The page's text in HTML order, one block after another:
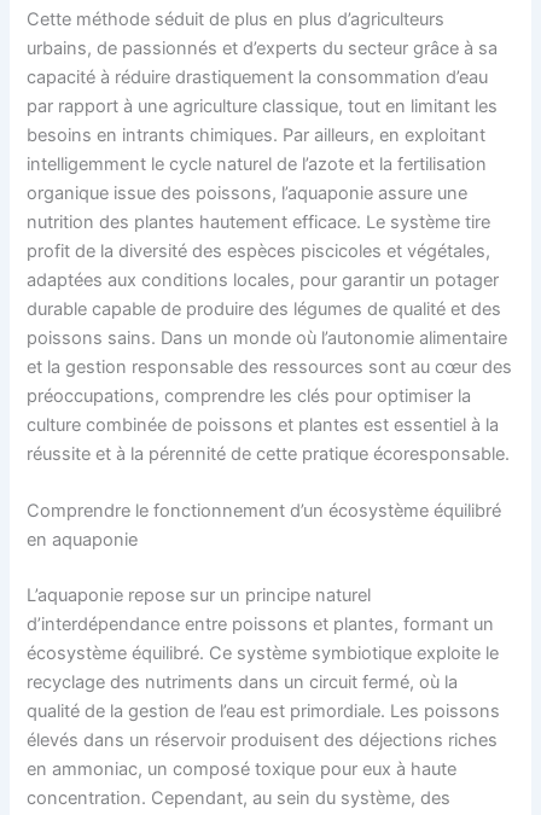
Cette méthode séduit de plus en plus d’agriculteurs
urbains, de passionnés et d’experts du secteur grâce à sa
capacité à réduire drastiquement la consommation d’eau
par rapport à une agriculture classique, tout en limitant les
besoins en intrants chimiques. Par ailleurs, en exploitant
intelligemment le cycle naturel de l’azote et la fertilisation
organique issue des poissons, l’aquaponie assure une
nutrition des plantes hautement efficace. Le système tire
profit de la diversité des espèces piscicoles et végétales,
adaptées aux conditions locales, pour garantir un potager
durable capable de produire des légumes de qualité et des
poissons sains. Dans un monde où l’autonomie alimentaire
et la gestion responsable des ressources sont au cœur des
préoccupations, comprendre les clés pour optimiser la
culture combinée de poissons et plantes est essentiel à la
réussite et à la pérennité de cette pratique écoresponsable.
Comprendre le fonctionnement d’un écosystème équilibré
en aquaponie
L’aquaponie repose sur un principe naturel
d’interdépendance entre poissons et plantes, formant un
écosystème équilibré. Ce système symbiotique exploite le
recyclage des nutriments dans un circuit fermé, où la
qualité de la gestion de l’eau est primordiale. Les poissons
élevés dans un réservoir produisent des déjections riches
en ammoniac, un composé toxique pour eux à haute
concentration. Cependant, au sein du système, des